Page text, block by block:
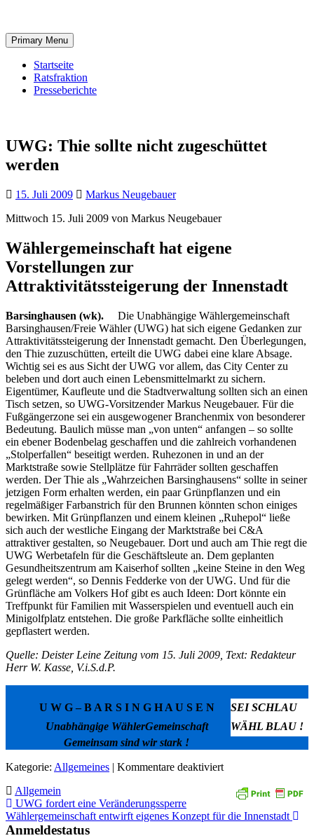
content
Primary Menu
Startseite
Ratsfraktion
Presseberichte
UWG: Thie sollte nicht zugeschüttet
werden
15. Juli 2009
Markus Neugebauer
Mittwoch 15. Juli 2009 von Markus Neugebauer
Wählergemeinschaft hat eigene
Vorstellungen zur
Attraktivitätssteigerung der Innenstadt
Barsinghausen (wk). Die Unabhängige Wählergemeinschaft
Barsinghausen/Freie Wähler (UWG) hat sich eigene Gedanken zur
Attraktivitätssteigerung der Innenstadt gemacht. Den Überlegungen,
den Thie zuzuschütten, erteilt die UWG dabei eine klare Absage.
Wichtig sei es aus Sicht der UWG vor allem, das City Center zu
beleben und dort auch einen Lebensmittelmarkt zu sichern.
Eigentümer, Kaufleute und die Stadtverwaltung sollten sich an einen
Tisch setzen, so UWG-Vorsitzender Markus Neugebauer. Für die
Fußgängerzone sei ein ausgewogener Branchenmix von besonderer
Bedeutung. Baulich müsse man „von unten“ anfangen – so sollte
ein ebener Bodenbelag geschaffen und die zahlreich vorhandenen
„Stolperfallen“ beseitigt werden. Ruhezonen in und an der
Marktstraße sowie Stellplätze für Fahrräder sollten geschaffen
werden. Der Thie als „Wahrzeichen Barsinghausens“ sollte in seiner
jetzigen Form erhalten werden, ein paar Grünpflanzen und ein
regelmäßiger Farbanstrich für den Brunnen könnten schon einiges
bewirken. Mit Grünpflanzen und einem kleinen „Ruhepol“ ließe
sich auch der westliche Eingang der Marktstraße bei C&A
attraktiver gestalten, so Neugebauer. Dort und auch am Thie regt die
UWG Werbetafeln für die Geschäftsleute an. Dem geplanten
Gesundheitszentrum am Kaiserhof sollten „keine Steine in den Weg
gelegt werden“, so Dennis Fedderke von der UWG. Und für die
Grünfläche am Volkers Hof gibt es auch Ideen: Dort könnte ein
Treffpunkt für Familien mit Wasserspielen und eventuell auch ein
Minigolfplatz entstehen. Die große Parkfläche sollte einheitlich
gepflastert werden.
Quelle: Deister Leine Zeitung vom 15. Juli 2009, Text: Redakteur
Herr W. Kasse, V.i.S.d.P.
U W G – B A R S I N G H A U S E N
SEI SCHLAU
Unabhängige WählerGemeinschaft
WÄHL BLAU !
Gemeinsam sind wir stark !
Kategorie: Allgemeines | Kommentare deaktiviertfür
Thie
nicht
Allgemein
Beitragsnavigation
UWG fordert eine Veränderungssperre
Wählergemeinschaft entwirft eigenes Konzept für die Innenstadt
Anmeldestatus